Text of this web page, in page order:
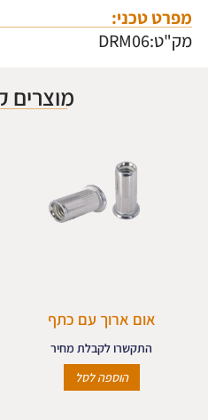
מפרט טכני:
מק"ט:DRM06
מוצרים
אום ארוך עם כתף
התקשרו לקבלת מחיר
הוספה לסל